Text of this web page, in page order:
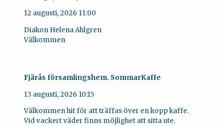
12 augusti, 2026 11:00
Diakon Helena Ahlgren
Välkommen
Fjärås församlingshem. SommarKaffe
13 augusti, 2026 10:15
Välkommen hit för att träffas över en kopp kaffe.
Vid vackert väder finns möjlighet att sitta ute.